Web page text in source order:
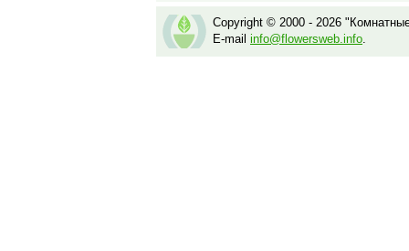
Copyright © 2000 - 2026
E-mail info@flowersweb.info.